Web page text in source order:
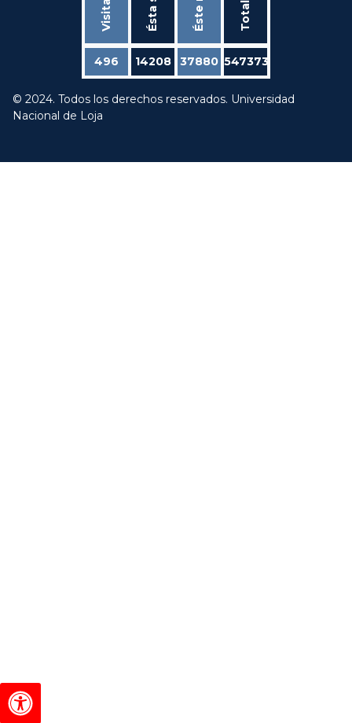
Total
496 14208 37880 547373
© 2024. Todos los derechos reservados. Universidad
Nacional de Loja